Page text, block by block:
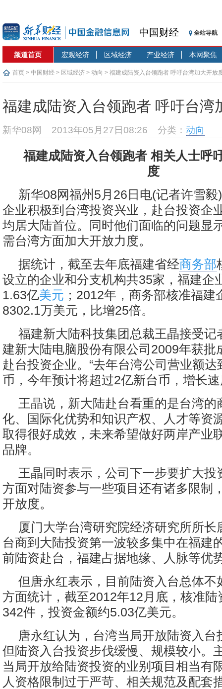
中国财经 全站导航
频道首页 宏观经济 区域经济 产业经济 本网聚焦
首页 > 中国财经 > 区域经济 > 动向 > 福建成陆资入台领跑者 呼吁台湾加大开放
福建成陆资入台领跑者 呼吁台湾
新华08网 2013年05月27日08:26 分类： 动向
福建成陆资入台领跑者 相关人士呼
度
新华08网福州5月26日电(记者许雪
企业积极到台湾投资兴业，赴台投资企
均居大陆首位。同时他们面临的问题显
需台湾方面加大开放力度。
据统计，截至去年底福建省经商务部
设立的企业和分支机构共35家，福建企
1.63亿美元 ；2012年，商务部核准福建
8302.1万美元，比增25倍。
福建新大陆科技集团总裁王晶接受记
建新大陆电脑股份有限公司2009年获批
赴台投资企业。“去年台湾公司营业额达
币，今年预计将超过2亿新台币，增长速
王晶说，新大陆赴台看重的是台湾的
化、国际化优势和知识产权、人才等资
取得很好成效，未来希望做好两岸产业
品牌。
王晶同时表示，公司下一步要扩大投
方面对陆资参与一些项目还有诸多限制
开放度。
厦门大学台湾研究院经济研究所所长
台商到大陆投资第一波较多集中在福建
前陆资赴台，福建占据地缘、人脉等优
但唐永红表示，目前陆资入台总体不
方面统计，截至2012年12月底，核准陆
342件，投资金额约5.03亿美元。
唐永红认为，台湾当局开放陆资入台
但陆资入台投资步伐缓慢、规模较小。
当局开放给陆资投资的业别项目相当有
人资格限制过于严苛、相关规范及配套